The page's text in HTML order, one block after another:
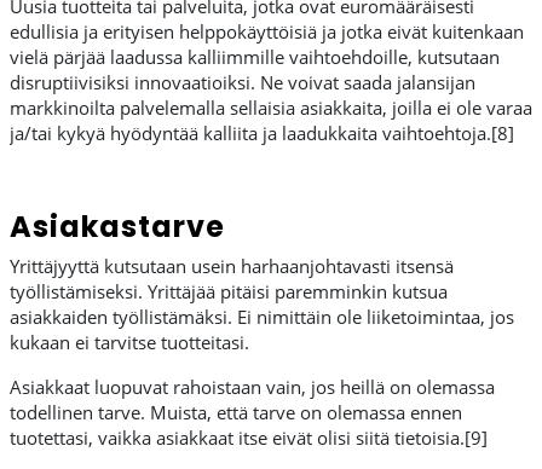
Uusia tuotteita tai palveluita, jotka ovat euromääräisesti
edullisia ja erityisen helppokäyttöisiä ja jotka eivät kuitenkaan
vielä pärjää laadussa kalliimmille vaihtoehdoille, kutsutaan
disruptiivisiksi innovaatioiksi. Ne voivat saada jalansijan
markkinoilta palvelemalla sellaisia asiakkaita, joilla ei ole varaa
ja/tai kykyä hyödyntää kalliita ja laadukkaita vaihtoehtoja.[8]
Asiakastarve
Yrittäjyyttä kutsutaan usein harhaanjohtavasti itsensä
työllistämiseksi. Yrittäjää pitäisi paremminkin kutsua
asiakkaiden työllistämäksi. Ei nimittäin ole liiketoimintaa, jos
kukaan ei tarvitse tuotteitasi.
Asiakkaat luopuvat rahoistaan vain, jos heillä on olemassa
todellinen tarve. Muista, että tarve on olemassa ennen
tuotettasi, vaikka asiakkaat itse eivät olisi siitä tietoisia.[9]